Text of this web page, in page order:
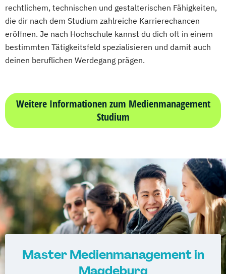
rechtlichem, technischen und gestalterischen Fähigkeiten,
die dir nach dem Studium zahlreiche Karrierechancen
eröffnen. Je nach Hochschule kannst du dich oft in einem
bestimmten Tätigkeitsfeld spezialisieren und damit auch
deinen beruflichen Werdegang prägen.
Weitere Informationen zum Medienmanagement
Studium
Master Medienmanagement in
Magdeburg